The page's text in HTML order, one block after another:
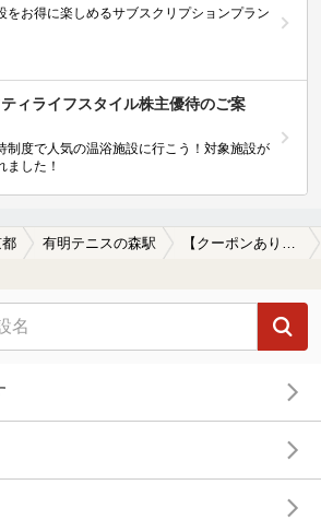
をお得に楽しめるサブスクリプションプラン
ティライフスタイル株主優待のご案
制度で人気の温浴施設に行こう！対象施設が
ました！
有明テニスの森駅 【クーポンあり】漫画が楽しめる有明テニスの森駅近くの温泉、日帰り温泉、スーパー銭湯おすすめ